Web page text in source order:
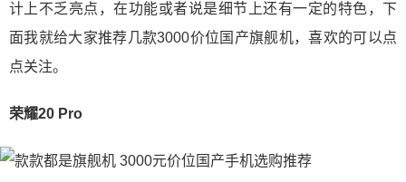
计上不乏亮点，在功能或者说是细节上还有一定的特色，下
面我就给大家推荐几款3000价位国产旗舰机，喜欢的可以点
点关注。
荣耀20 Pro